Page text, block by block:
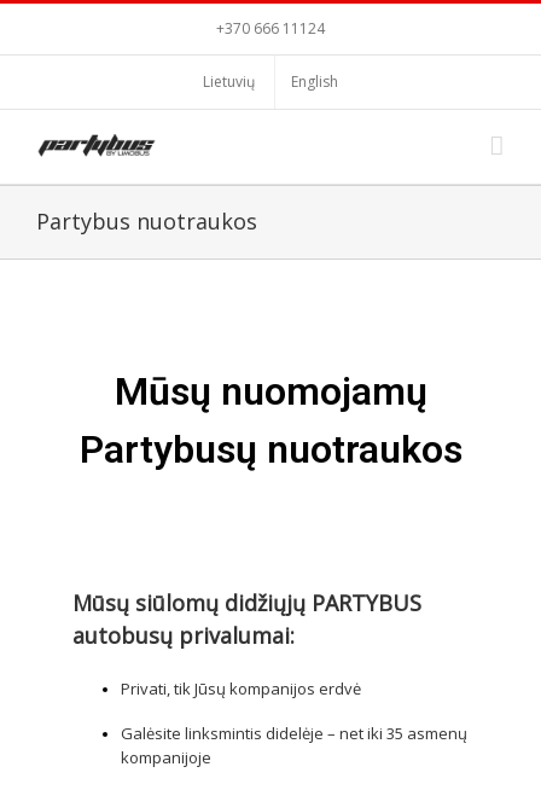
+370 666 11124
Lietuvių English
Partybus nuotraukos
Mūsų nuomojamų
Partybusų nuotraukos
Mūsų siūlomų didžiųjų PARTYBUS
autobusų privalumai:
Privati, tik Jūsų kompanijos erdvė
Galėsite linksmintis didelėje – net iki 35 asmenų
kompanijoje